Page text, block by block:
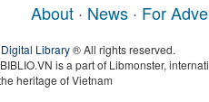
About · News · For
Library® All rights reserved.
is a part of Libmonster,
heritage of Vietnam